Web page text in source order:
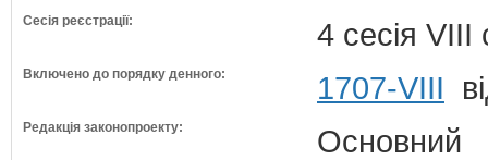
Сесія реєстрації: 4 сесія VIII
Включено до порядку денного: 1707-VIII
Редакція законопроекту: Основний